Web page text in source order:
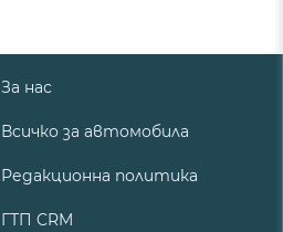
За нас
Всичко за автомобила
Редакционна политика
ГТП CRM